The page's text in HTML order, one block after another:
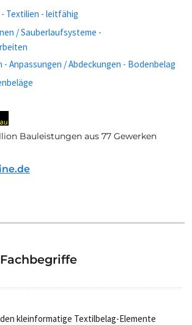
Textilien - leitfähig
/ Sauberlaufsysteme -
- Anpassungen / Abdeckungen - Bodenbelag
Bauleistungen aus 77 Gewerken
kleinformatige Textilbelag-Elemente